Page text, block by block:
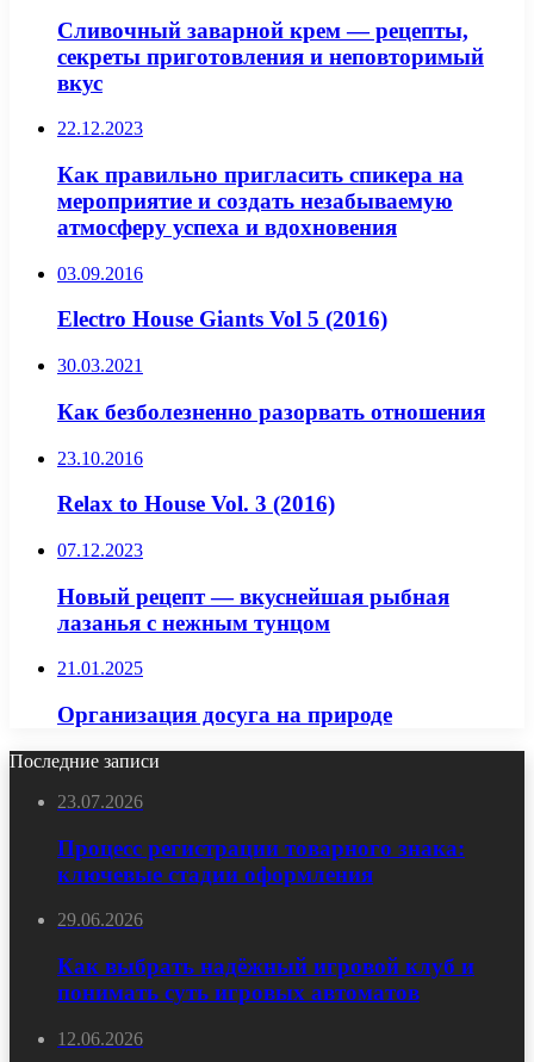
Сливочный заварной крем — рецепты,
секреты приготовления и неповторимый
вкус
22.12.2023
Как правильно пригласить спикера на
мероприятие и создать незабываемую
атмосферу успеха и вдохновения
03.09.2016
Electro House Giants Vol 5 (2016)
30.03.2021
Как безболезненно разорвать отношения
23.10.2016
Relax to House Vol. 3 (2016)
07.12.2023
Новый рецепт — вкуснейшая рыбная
лазанья с нежным тунцом
21.01.2025
Организация досуга на природе
Последние записи
23.07.2026
Процесс регистрации товарного знака:
ключевые стадии оформления
29.06.2026
Как выбрать надёжный игровой клуб и
понимать суть игровых автоматов
12.06.2026